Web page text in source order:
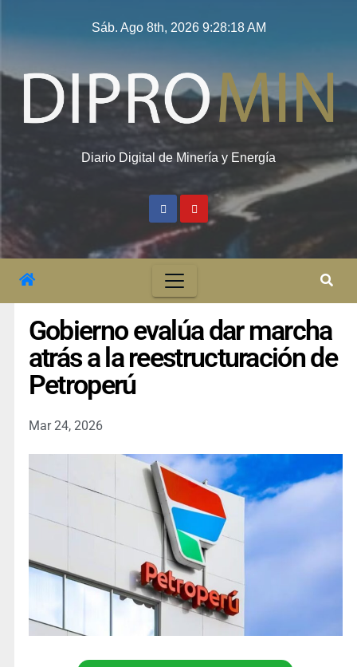
Sáb. Ago 8th, 2026 9:28:18 AM
Diario Digital de Minería y Energía
Gobierno evalúa dar marcha
atrás a la reestructuración de
Petroperú
Mar 24, 2026